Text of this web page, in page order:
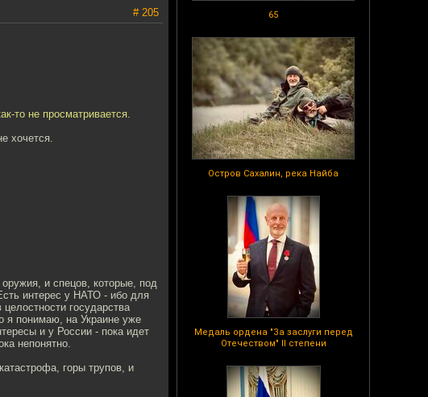
65
Остров Сахалин, река Найба
Медаль ордена "За заслуги перед
Отечеством" II степени
# 205
то не просматривается.
хочется.
и спецов, которые, под
интерес у НАТО - ибо для
государства
я понимаю, на Украине уже
и у России - пока идет
непонятно.
горы трупов, и